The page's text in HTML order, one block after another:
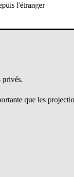
privés.
que les
l'étranger